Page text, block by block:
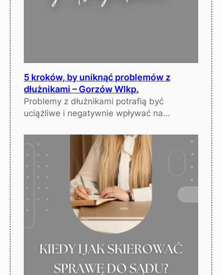
5 kroków, by uniknąć problemów z
dłużnikami – Gorzów Wlkp.
Problemy z dłużnikami potrafią być
uciążliwe i negatywnie wpływać na…